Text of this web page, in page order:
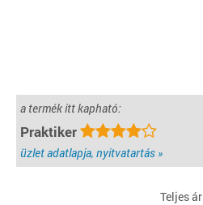
a termék itt kapható:
Praktiker
üzlet adatlapja, nyitvatartás »
Teljes ár